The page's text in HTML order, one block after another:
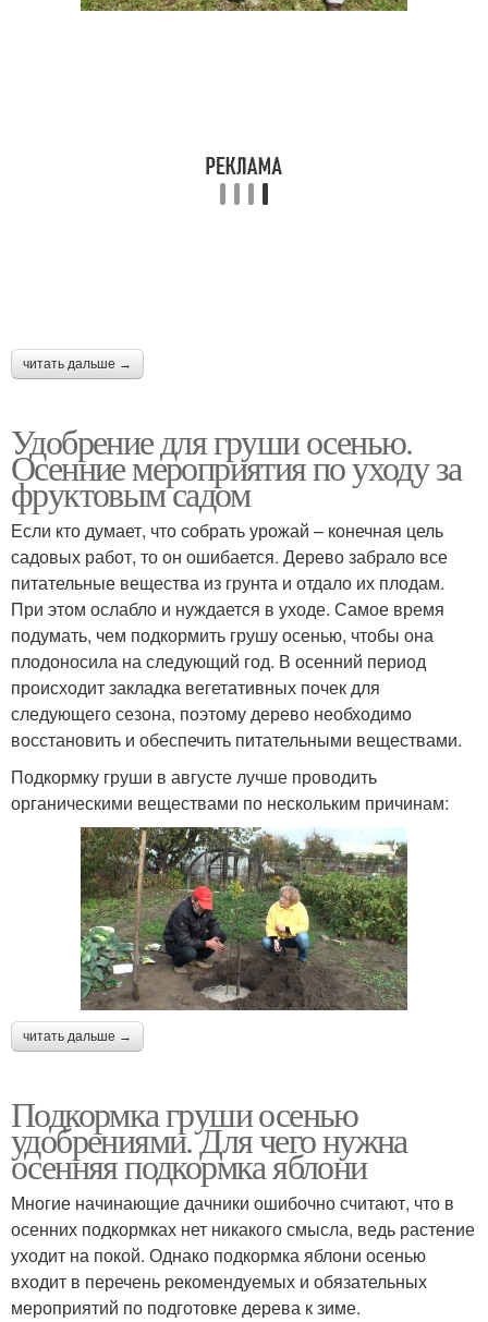
читать дальше →
Удобрение для груши осенью.
Осенние мероприятия по уходу за
фруктовым садом
Если кто думает, что собрать урожай – конечная цель
садовых работ, то он ошибается. Дерево забрало все
питательные вещества из грунта и отдало их плодам.
При этом ослабло и нуждается в уходе. Самое время
подумать, чем подкормить грушу осенью, чтобы она
плодоносила на следующий год. В осенний период
происходит закладка вегетативных почек для
следующего сезона, поэтому дерево необходимо
восстановить и обеспечить питательными веществами.
Подкормку груши в августе лучше проводить
органическими веществами по нескольким причинам:
читать дальше →
Подкормка груши осенью
удобрениями. Для чего нужна
осенняя подкормка яблони
Многие начинающие дачники ошибочно считают, что в
осенних подкормках нет никакого смысла, ведь растение
уходит на покой. Однако подкормка яблони осенью
входит в перечень рекомендуемых и обязательных
мероприятий по подготовке дерева к зиме.